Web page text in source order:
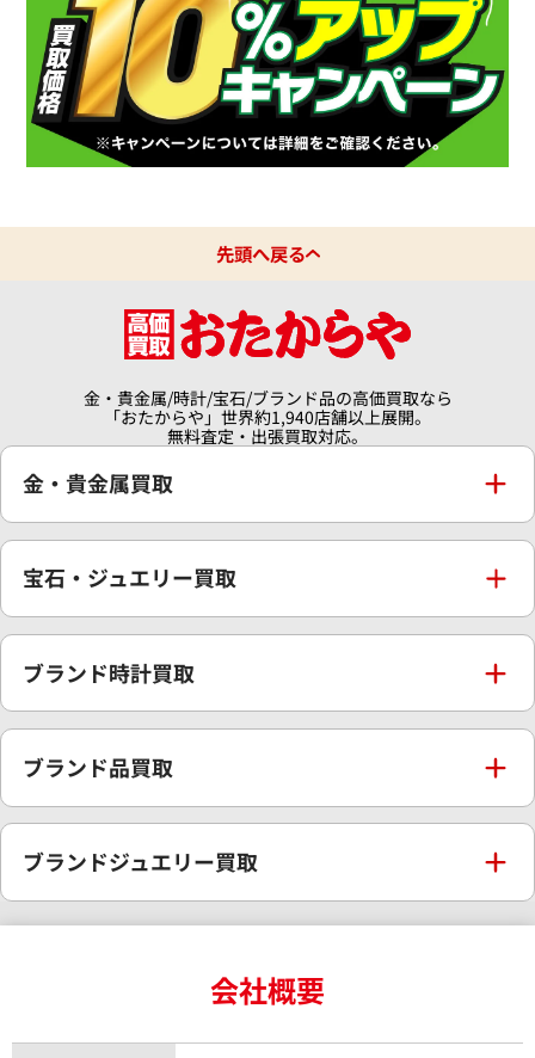
先頭へ戻る
金・貴金属/時計/宝石/ブランド品の高価買取なら
「おたからや」世界約1,940店舗以上展開。
無料査定・出張買取対応。
金・貴金属買取
金の相場価格情報
金の参考買取価格一覧
インゴットの相場価格情報
宝石・ジュエリー買取
ダイヤモンド買取
ダイヤモンド・宝石の参考価格一覧
サファイア買取
ブランド時計買取
ロレックス買取
ロレックス デイトナ買取
ロレックス サブマリーナー買取
ブランド品買取
ルイ・ヴィトン買取
ルイ・ヴィトン買取の参考価格一覧
ブランドジュエリー買取
会社概要